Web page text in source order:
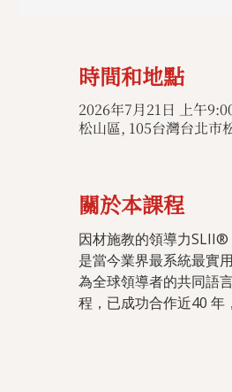
時間和地點
2026年7月21日 上午
松山區, 105台灣台北市
關於本課程
因材施教的領導力
是當今業界最系統最實
為全球領導者的共同語
程，已成功合作近40 年